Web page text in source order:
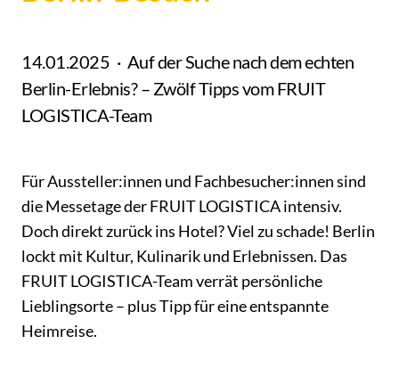
14.01.2025
Auf der Suche nach dem echten
Berlin-Erlebnis? – Zwölf Tipps vom FRUIT
LOGISTICA-Team
Für Aussteller:innen und Fachbesucher:innen sind
die Messetage der FRUIT LOGISTICA intensiv.
Doch direkt zurück ins Hotel? Viel zu schade! Berlin
lockt mit Kultur, Kulinarik und Erlebnissen. Das
FRUIT LOGISTICA-Team verrät persönliche
Lieblingsorte – plus Tipp für eine entspannte
Heimreise.